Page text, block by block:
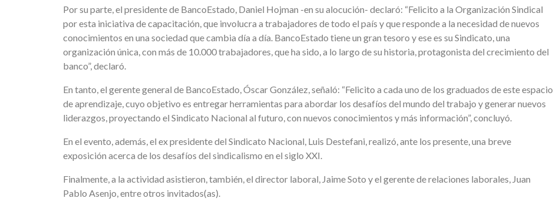
Por su parte, el presidente de BancoEstado, Daniel Hojman -en su alocución- declaró: “Felicito a la Organización Sindical
por esta iniciativa de capacitación, que involucra a trabajadores de todo el país y que responde a la necesidad de nuevos
conocimientos en una sociedad que cambia día a día. BancoEstado tiene un gran tesoro y ese es su Sindicato, una
organización única, con más de 10.000 trabajadores, que ha sido, a lo largo de su historia, protagonista del crecimiento del
banco”, declaró.
En tanto, el gerente general de BancoEstado, Óscar González, señaló: “Felicito a cada uno de los graduados de este espacio
de aprendizaje, cuyo objetivo es entregar herramientas para abordar los desafíos del mundo del trabajo y generar nuevos
liderazgos, proyectando el Sindicato Nacional al futuro, con nuevos conocimientos y más información”, concluyó.
En el evento, además, el ex presidente del Sindicato Nacional, Luis Destefani, realizó, ante los presente, una breve
exposición acerca de los desafíos del sindicalismo en el siglo XXI.
Finalmente, a la actividad asistieron, también, el director laboral, Jaime Soto y el gerente de relaciones laborales, Juan
Pablo Asenjo, entre otros invitados(as).